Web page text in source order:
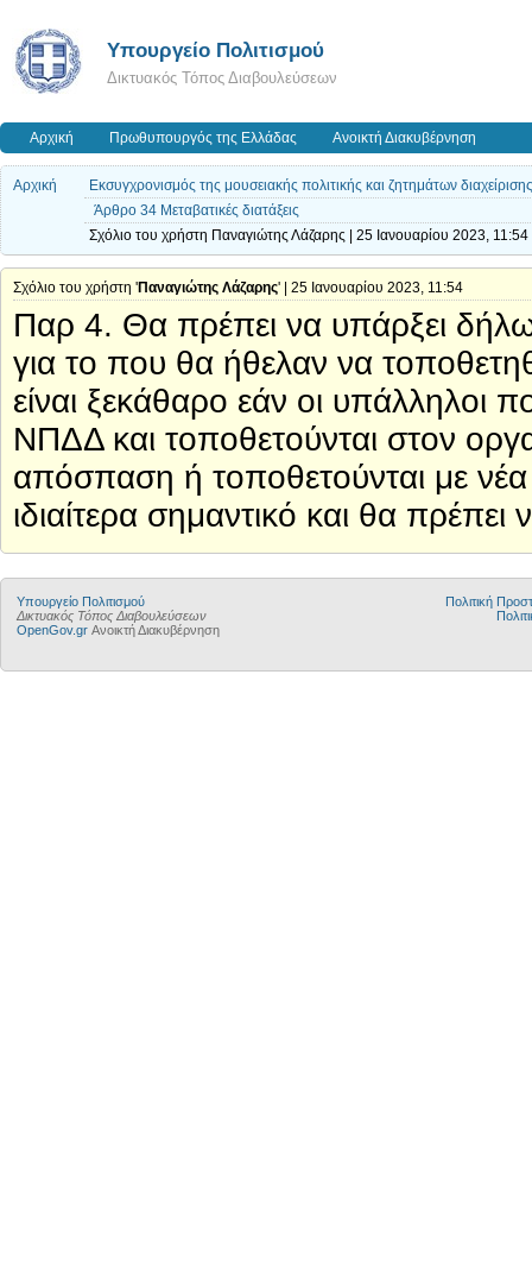
Υπουργείο Πολιτισμού
Δικτυακός Τόπος Διαβουλεύσεων
Αρχική Πρωθυπουργός της Ελλάδας Ανοικτή Διακυβέρνηση
Αρχική
Εκσυγχρονισμός της μουσειακής πολιτικής και ζητημάτων
Άρθρο 34 Μεταβατικές διατάξεις
Σχόλιο του χρήστη Παναγιώτης Λάζαρης | 25 Ιανουαρίου 2023, 11:54
Σχόλιο του χρήστη 'Παναγιώτης Λάζαρης' | 25 Ιανουαρίου 2023, 11:54
Παρ 4. Θα πρέπει να υπάρξει
για το που θα ήθελαν να
είναι ξεκάθαρο εάν οι
ΝΠΔΔ και τοποθετούνται στον
απόσπαση ή τοποθετούνται με
ιδιαίτερα σημαντικό και θα
Υπουργείο Πολιτισμού
Δικτυακός Τόπος Διαβουλεύσεων
OpenGov.gr Ανοικτή Διακυβέρνηση
Πολιτική